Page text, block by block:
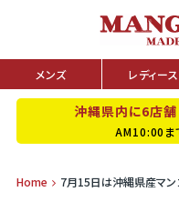
メンズ レディース
沖縄県内に6店舗
AM10:00ま
Home 7月15日は沖縄県産マ